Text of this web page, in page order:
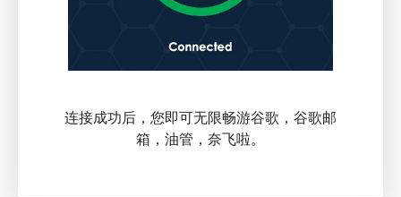
连接成功后，您即可无限畅游谷歌，谷歌邮
箱，油管，奈飞啦。